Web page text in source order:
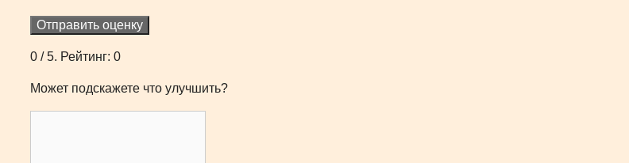
Отправить оценку
0 / 5. Рейтинг: 0
Может подскажете что улучшить?